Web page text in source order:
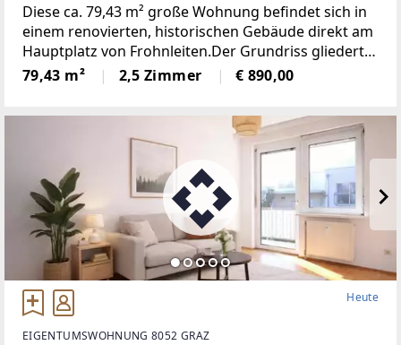
Diese ca. 79,43 m² große Wohnung befindet sich in
einem renovierten, historischen Gebäude direkt am
Hauptplatz von Frohnleiten.Der Grundriss gliedert
sich in einen Vorraum mit Zugang zu WC und
Abstellraum. Im Anschluss folgt der Essbereich mit
79,43 m² 2,5 Zimmer € 890,00
Heute
EIGENTUMSWOHNUNG 8052 GRAZ